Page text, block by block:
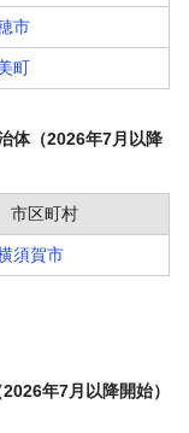
市
町
体（2026年7月以降
市区町村
須賀市
年7月以降開始）